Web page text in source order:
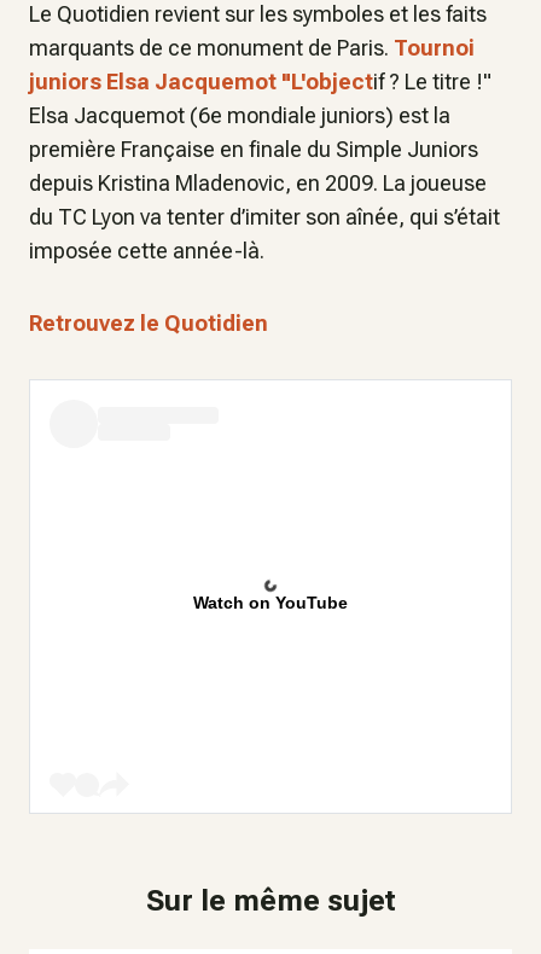
Le Quotidien revient sur les symboles et les faits
marquants de ce monument de Paris. Tournoi
juniors Elsa Jacquemot "L'objectif ? Le titre !"
Elsa Jacquemot (6e mondiale juniors) est la
première Française en finale du Simple Juniors
depuis Kristina Mladenovic, en 2009. La joueuse
du TC Lyon va tenter d’imiter son aînée, qui s’était
imposée cette année-là.
Retrouvez le Quotidien
Watch on YouTube
Sur le même sujet